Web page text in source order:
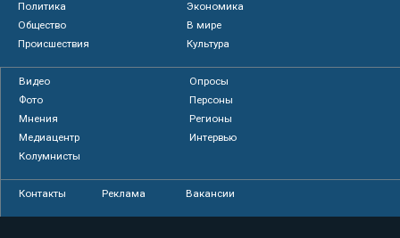
Политика
Экономика
Общество
В мире
Происшествия
Культура
Видео
Опросы
Фото
Персоны
Мнения
Регионы
Медиацентр
Интервью
Колумнисты
Контакты Реклама Вакансии